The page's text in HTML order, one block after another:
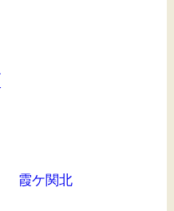
霞ケ関北